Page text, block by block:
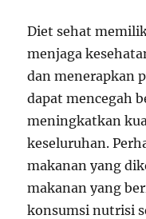
Diet sehat
menjaga
dan menerapkan
dapat mencegah
meningkatkan
keseluruhan.
makanan yang
makanan yang
konsumsi nutrisi